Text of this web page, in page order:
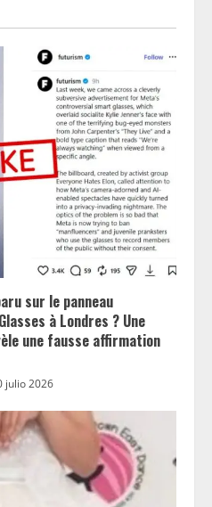
sur le panneau
à Londres ? Une
une fausse affirmation
julio 2026